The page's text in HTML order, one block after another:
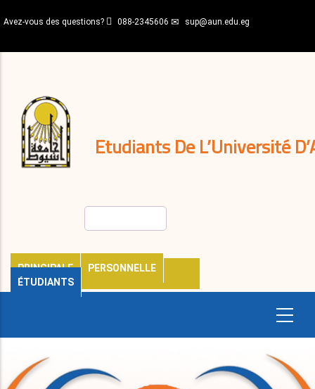
au
principal
Avez-vous des questions? 088-2345606 sup@aun.edu.eg
Etudiants De L’Université
PRINCIPALE
PERSONNELLE
ÉTUDIANTS
décisions
Expatriés
Journal